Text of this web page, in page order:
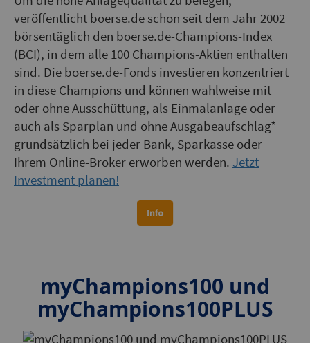
veröffentlicht boerse.de schon seit dem Jahr 2002
börsentäglich den boerse.de-Champions-Index
(BCI), in dem alle 100 Champions-Aktien enthalten
sind. Die boerse.de-Fonds investieren konzentriert
in diese Champions und können wahlweise mit
oder ohne Ausschüttung, als Einmalanlage oder
auch als Sparplan und ohne Ausgabeaufschlag*
grundsätzlich bei jeder Bank, Sparkasse oder
Ihrem Online-Broker erworben werden. Jetzt
Investment planen!
myChampions100 und
myChampions100PLUS